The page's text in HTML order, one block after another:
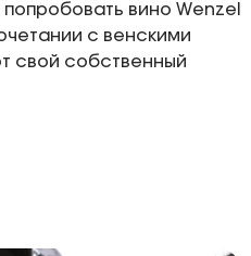
вино Wenzel
с венскими
свой собственный